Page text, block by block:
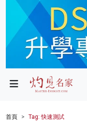
政局
財經
首頁 Tag: 快速測試